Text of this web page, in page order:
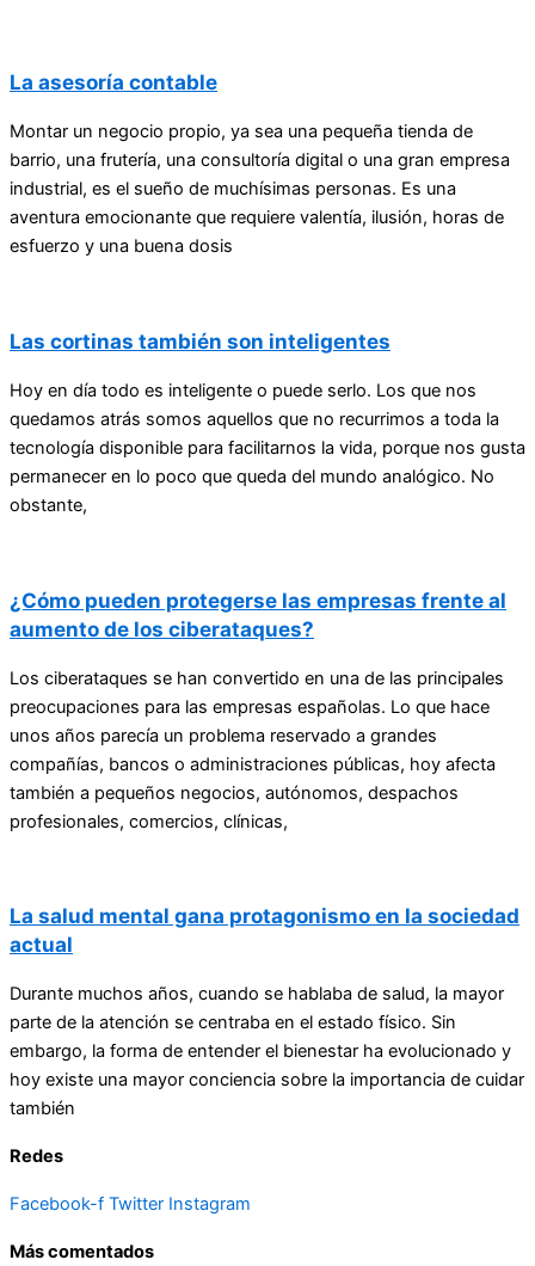
La asesoría contable
Montar un negocio propio, ya sea una pequeña tienda de
barrio, una frutería, una consultoría digital o una gran empresa
industrial, es el sueño de muchísimas personas. Es una
aventura emocionante que requiere valentía, ilusión, horas de
esfuerzo y una buena dosis
Las cortinas también son inteligentes
Hoy en día todo es inteligente o puede serlo. Los que nos
quedamos atrás somos aquellos que no recurrimos a toda la
tecnología disponible para facilitarnos la vida, porque nos gusta
permanecer en lo poco que queda del mundo analógico. No
obstante,
¿Cómo pueden protegerse las empresas frente al
aumento de los ciberataques?
Los ciberataques se han convertido en una de las principales
preocupaciones para las empresas españolas. Lo que hace
unos años parecía un problema reservado a grandes
compañías, bancos o administraciones públicas, hoy afecta
también a pequeños negocios, autónomos, despachos
profesionales, comercios, clínicas,
La salud mental gana protagonismo en la sociedad
actual
Durante muchos años, cuando se hablaba de salud, la mayor
parte de la atención se centraba en el estado físico. Sin
embargo, la forma de entender el bienestar ha evolucionado y
hoy existe una mayor conciencia sobre la importancia de cuidar
también
Redes
Facebook-f Twitter Instagram
Más comentados